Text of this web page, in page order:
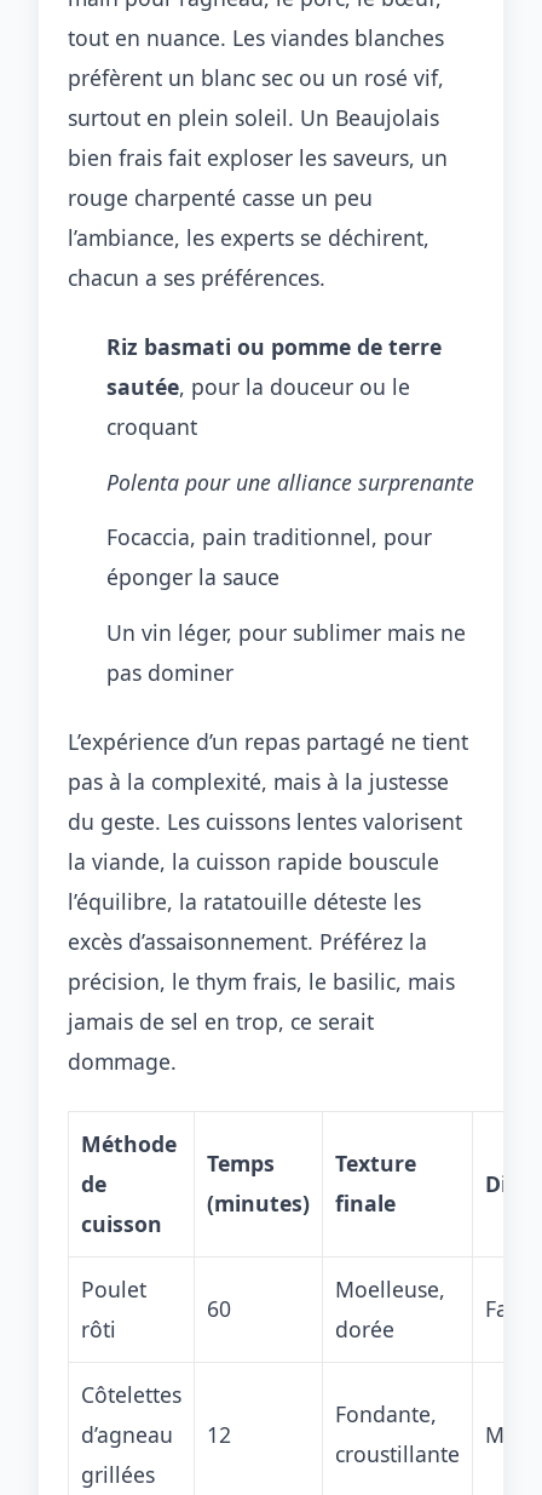
tout en nuance. Les viandes blanches
préfèrent un blanc sec ou un rosé vif,
surtout en plein soleil. Un Beaujolais
bien frais fait exploser les saveurs, un
rouge charpenté casse un peu
l’ambiance, les experts se déchirent,
chacun a ses préférences.
Riz basmati ou pomme de terre
sautée, pour la douceur ou le
croquant
Polenta pour une alliance surprenante
Focaccia, pain traditionnel, pour
éponger la sauce
Un vin léger, pour sublimer mais ne
pas dominer
L’expérience d’un repas partagé ne tient
pas à la complexité, mais à la justesse
du geste. Les cuissons lentes valorisent
la viande, la cuisson rapide bouscule
l’équilibre, la ratatouille déteste les
excès d’assaisonnement. Préférez la
précision, le thym frais, le basilic, mais
jamais de sel en trop, ce serait
dommage.
Méthode
de
cuisson
Temps
(minutes)
Texture
finale
Poulet
rôti
60
Moelleuse,
dorée
Facile
Côtelettes
d’agneau
grillées
12
Fondante,
croustillante